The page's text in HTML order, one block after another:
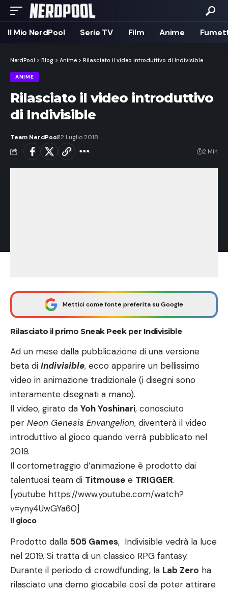
Il Mio NerdPool Serie TV Film Anime
NerdPool > Blog > Anime > Rilasciato il video introduttivo di Indivisible
ANIME
Rilasciato il video introduttivo
di Indivisible
Team NerdPool12 Luglio 2018
2 Min
Mettici come fonte preferita su Google
Rilasciato il primo Sneak Peek per Indivisible
Ad un mese dalla pubblicazione di una versione
beta di Indivisible, ecco apparire un bellissimo
video in animazione tradizionale (i disegni sono
interamente disegnati a mano).
Il video, girato da YohYoshinari, conosciuto
per Neon Genesis Envangelion, diventerà il video
introduttivo al gioco quando verrà pubblicato nel
2019.
Il cortometraggio d’animazione è prodotto dai
talentuosi team di Titmouse e TRIGGER.
[youtube https://www.youtube.com/watch?
v=yny4UwGYa60]
Il gioco
Prodotto dalla 505 Games, Indivisible vedrà la luce
nel 2019. Si tratta di un classico RPG fantasy.
Durante il periodo di crowdfunding, la Lab Zero ha
rilasciato una demo giocabile così da poter attirare